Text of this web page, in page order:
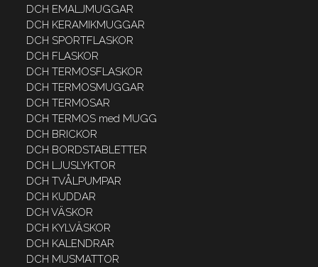
DCH EMALJMUGGAR
DCH KERAMIKMUGGAR
DCH SPORTFLASKOR
DCH FLASKOR
DCH TERMOSFLASKOR
DCH TERMOSMUGGAR
DCH TERMOSAR
DCH TERMOS med MUGG
DCH BRICKOR
DCH BORDSTABLETTER
DCH LJUSLYKTOR
DCH TVÅLPUMPAR
DCH KUDDAR
DCH VÄSKOR
DCH KYLVÄSKOR
DCH KALENDRAR
DCH MUSMATTOR